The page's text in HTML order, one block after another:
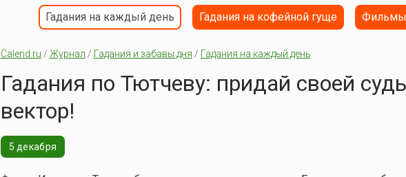
Гадания на каждый день Гадания на кофейной гуще Фильмы
Calend.ru / Журнал / Гадания и забавы дня / Гадания на каждый день
Гадания по Тютчеву: придай своей
вектор!
5 декабря